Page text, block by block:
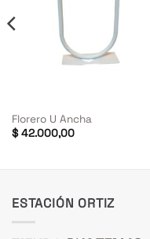
Florero U Ancha
$42.000,00
ESTACIÓN ORTIZ